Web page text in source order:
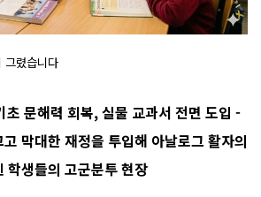
그렸습니다
초 문해력 회복, 실물 교과서 전면 도입 -
막대한 재정을 투입해 아날로그 활자의
학생들의 고군분투 현장